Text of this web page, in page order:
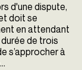
d'une dispute,
doit se
en attendant
durée de trois
s’approcher à